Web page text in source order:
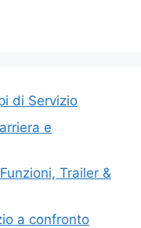
di Servizio
e
Trailer &
a confronto